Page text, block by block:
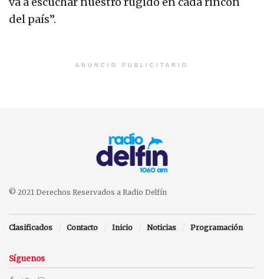
del país”.
ANUNCIO PUBLICITARIO
© 2021 Derechos Reservados a Radio Delfín
Clasificados Contacto Inicio Noticias Programación
Síguenos